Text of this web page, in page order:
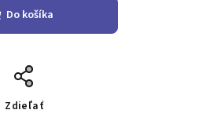
Do košíka
Zdieľať